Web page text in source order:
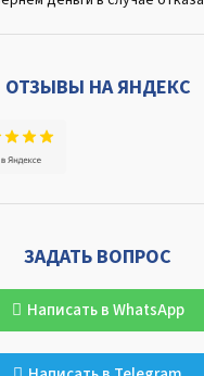
ОТЗЫВЫ НА ЯНДЕКС
ЗАДАТЬ ВОПРОС
Написать в WhatsApp